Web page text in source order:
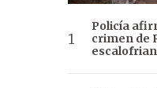
Policía
crimen de